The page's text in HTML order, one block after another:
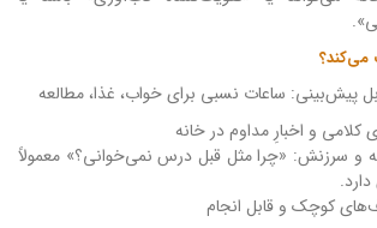
پیش‌بینی: ساعات نسبی برای خواب، غذا، مطالعه
و اخبارِ مداوم در خانه
و سرزنش: «چرا مثل قبل درس نمی‌خوانی؟» معمولاً
کوچک و قابل انجام